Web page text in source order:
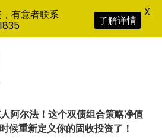
阿尔法！这个双债组合策略净值
候重新定义你的固收投资了！
有意者联系
了解详情
X